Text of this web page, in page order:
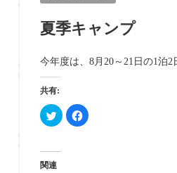
夏季キャンプ
今年度は、8月20～21日の1泊
共有:
ク
リ
て
Facebook
で
関連